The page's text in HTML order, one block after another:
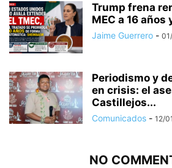
Trump frena
MEC a 16 años
Jaime Guerrero -
Periodismo y
en crisis: el
Castillejos...
Comunicados - 12/
NO